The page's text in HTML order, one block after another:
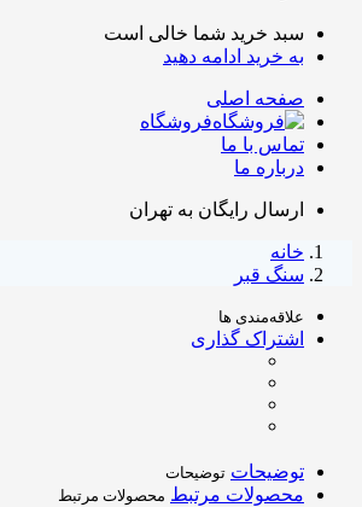
سبد خرید شما خالی است
به خرید ادامه دهید
صفحه اصلی
فروشگاه
تماس با ما
درباره ما
ارسال رایگان به تهران
خانه
سنگ قبر
علاقه‌مندی ها
اشتراک گذاری
توضیحات توضیحات
محصولات مرتبط محصولات مرتبط